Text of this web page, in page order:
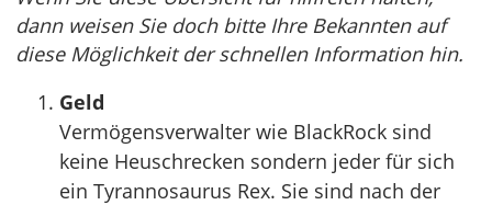
dann weisen Sie doch bitte Ihre Bekannten auf
diese Möglichkeit der schnellen Information hin.
Geld
Vermögensverwalter wie BlackRock sind
keine Heuschrecken sondern jeder für sich
ein Tyrannosaurus Rex. Sie sind nach der